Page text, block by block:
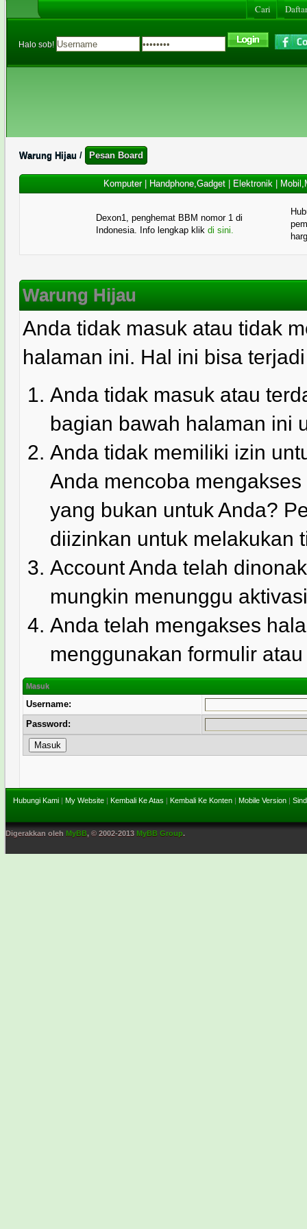
Cari
Halo sob!
Warung Hijau / Pesan Board
Komputer| Handphone,Gadget| Elektronik|
Dexon1, penghemat BBM nomor 1 di
Indonesia. Info lengkap klik di sini.
Warung Hijau
Anda tidak masuk atau tidak
halaman ini. Hal ini bisa
Anda tidak masuk atau
bagian bawah halaman ini
Anda tidak memiliki izin
Anda mencoba
yang bukan untuk Anda?
diizinkan untuk melakukan
Account Anda telah
mungkin menunggu
Anda telah mengakses
menggunakan formulir
Masuk
Username:
Password:
Hubungi Kami | My Website | Kembali Ke Atas | Kembali Ke Konten | Mobile Version |
Digerakkan oleh MyBB, © 2002-2013 MyBB Group.